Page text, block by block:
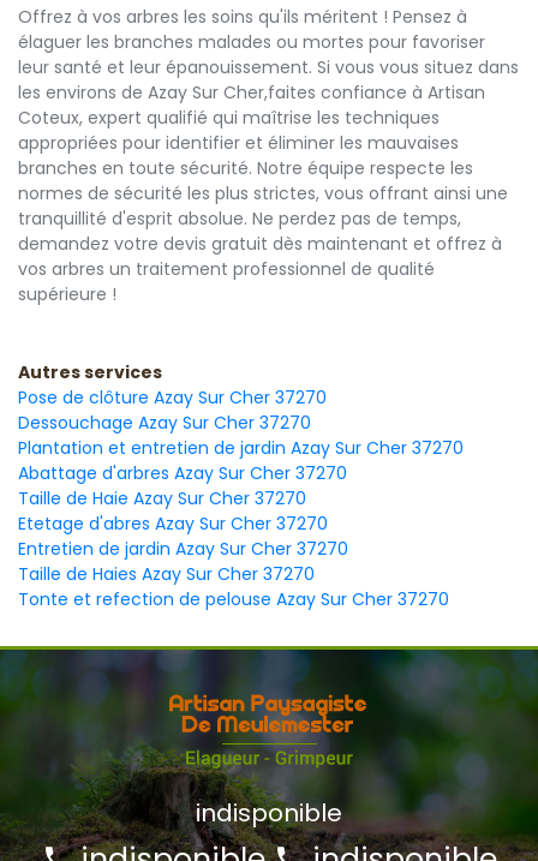
Offrez à vos arbres les soins qu'ils méritent ! Pensez à
élaguer les branches malades ou mortes pour favoriser
leur santé et leur épanouissement. Si vous vous situez dans
les environs de Azay Sur Cher,faites confiance à Artisan
Coteux, expert qualifié qui maîtrise les techniques
appropriées pour identifier et éliminer les mauvaises
branches en toute sécurité. Notre équipe respecte les
normes de sécurité les plus strictes, vous offrant ainsi une
tranquillité d'esprit absolue. Ne perdez pas de temps,
demandez votre devis gratuit dès maintenant et offrez à
vos arbres un traitement professionnel de qualité
supérieure !
Autres services
Pose de clôture Azay Sur Cher 37270
Dessouchage Azay Sur Cher 37270
Plantation et entretien de jardin Azay Sur Cher 37270
Abattage d'arbres Azay Sur Cher 37270
Taille de Haie Azay Sur Cher 37270
Etetage d'abres Azay Sur Cher 37270
Entretien de jardin Azay Sur Cher 37270
Taille de Haies Azay Sur Cher 37270
Tonte et refection de pelouse Azay Sur Cher 37270
indisponible